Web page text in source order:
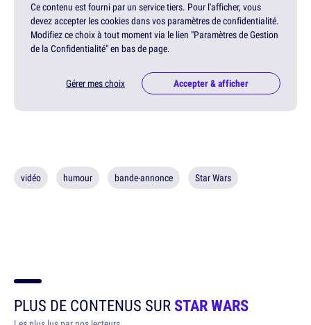
Ce contenu est fourni par un service tiers. Pour l'afficher, vous
devez accepter les cookies dans vos paramètres de confidentialité.
Modifiez ce choix à tout moment via le lien "Paramètres de Gestion
de la Confidentialité" en bas de page.
Gérer mes choix Accepter & afficher
vidéo humour bande-annonce Star Wars
PLUS DE CONTENUS SURSTAR WARS